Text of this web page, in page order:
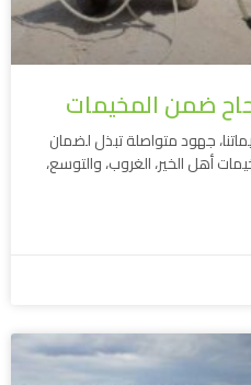
ضمن المخيمات
جهود متواصلة تبذل لضمان
أهل الخير، الغروب، والتوسع،